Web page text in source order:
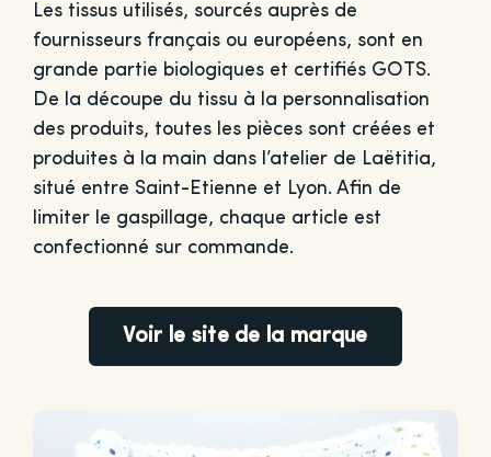
Les tissus utilisés, sourcés auprès de
fournisseurs français ou européens, sont en
grande partie biologiques et certifiés GOTS.
De la découpe du tissu à la personnalisation
des produits, toutes les pièces sont créées et
produites à la main dans l’atelier de Laëtitia,
situé entre Saint-Etienne et Lyon. Afin de
limiter le gaspillage, chaque article est
confectionné sur commande.
Voir le site de la marque